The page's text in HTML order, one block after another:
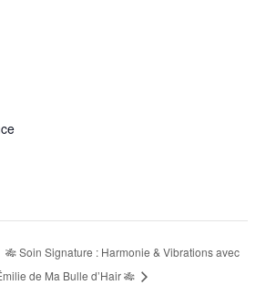
🎋 Soin Signature : Harmonie & Vibrations avec
de Ma Bulle d’Hair 🎋